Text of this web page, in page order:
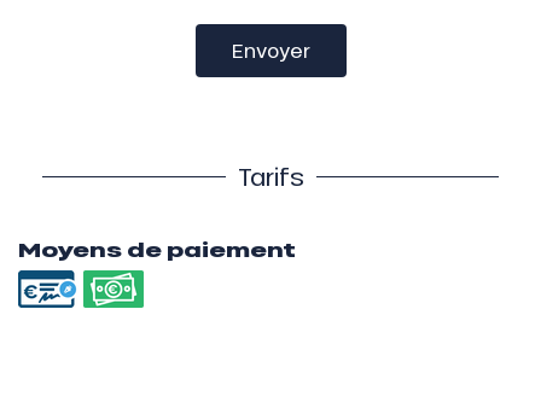
Envoyer
Tarifs
Moyens de paiement